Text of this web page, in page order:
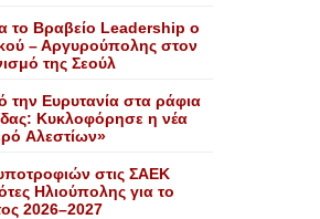
το Bραβείο Leadership ο
– Αργυρούπολης στον
της Σεούλ
την Eυρυτανία στα ράφια
Κυκλοφόρησε η νέα
Aλεστίων»
στις ΣΑΕΚ
Ηλιούπολης για το
2026–2027